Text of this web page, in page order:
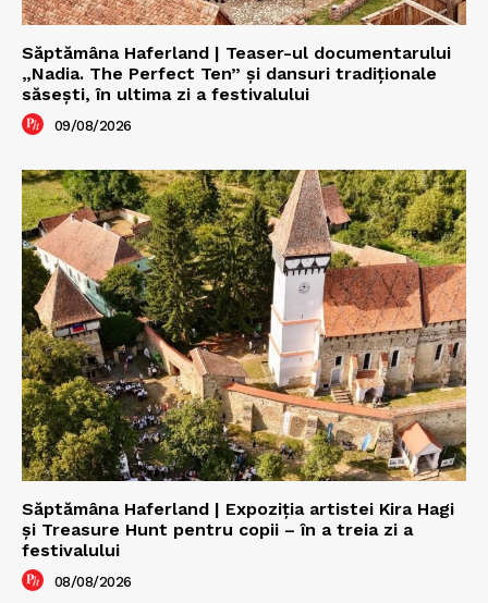
Săptămâna Haferland | Teaser-ul documentarului
„Nadia. The Perfect Ten” şi dansuri tradiţionale
săseşti, în ultima zi a festivalului
09/08/2026
Săptămâna Haferland | Expoziţia artistei Kira Hagi
şi Treasure Hunt pentru copii – în a treia zi a
festivalului
08/08/2026